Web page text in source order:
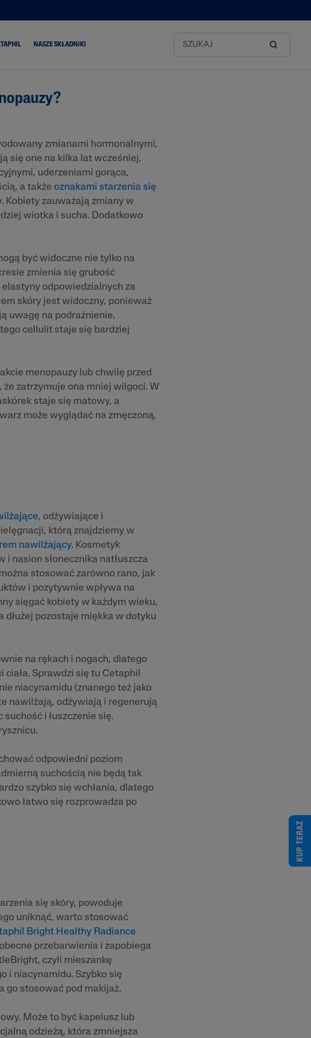
Aloes
Gliceryna
Niacynamid
Masło Shea
Olej ze słodkich
migdałów
NASZE SKŁADNIKI
zmianami hormonalnymi,
się one na kilka lat wcześniej,
uderzeniami gorąca,
a także oznakami starzenia się
Kobiety zauważają zmiany w
wiotka i sucha. Dodatkowo
być widoczne nie tylko na
zmienia się grubość
odpowiedzialnych za
skóry jest widoczny, ponieważ
uwagę na podrażnienie,
cellulit staje się bardziej
menopauzy lub chwilę przed
zatrzymuje ona mniej wilgoci. W
staje się matowy, a
może wyglądać na zmęczoną,
, odżywiające i
którą znajdziemy w
nawilżający. Kosmetyk
i nasion słonecznika natłuszcza
stosować zarówno rano, jak
i pozytywnie wpływa na
sięgać kobiety w każdym wieku,
dłużej pozostaje miękka w dotyku
na rękach i nogach, dlatego
Sprawdzi się tu Cetaphil
niacynamidu (znanego też jako
nawilżają, odżywiają i regenerują
i łuszczenie się.
odpowiedni poziom
suchością nie będą tak
szybko się wchłania, dlatego
łatwo się rozprowadza po
się skóry, powoduje
uniknąć, warto stosować
Bright Healthy Radiance
przebarwienia i zapobiega
czyli mieszankę
i niacynamidu. Szybko się
go stosować pod makijaż.
Może to być kapelusz lub
odzieżą, która zmniejsza
KUP TERAZ